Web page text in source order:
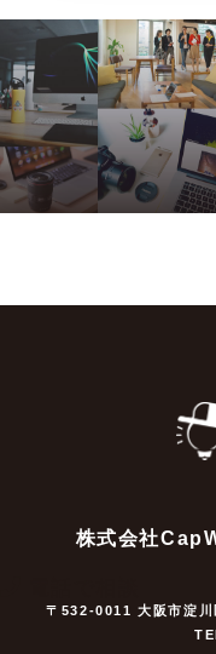
株式会社
〒532-0011 大阪市淀